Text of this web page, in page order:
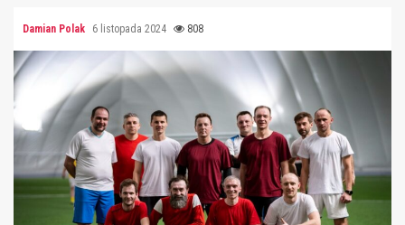
Damian Polak 6 listopada 2024 808